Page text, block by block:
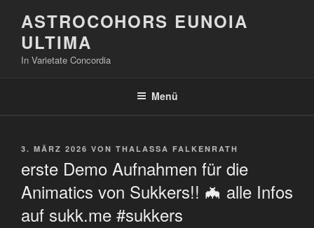
Inhalt
springen
ASTROCOHORS EUNOIA
ULTIMA
In Varietate Concordia
Menü
VERÖFFENTLICHT
3. MÄRZ 2026 VON THALASSA FALKENRATH
erste Demo Aufnahmen für die
Animatics von Sukkers!! 🦇 alle Infos
auf sukk.me #sukkers